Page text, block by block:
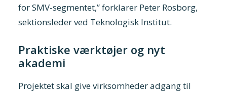
for SMV-segmentet,” forklarer Peter Rosborg,
sektionsleder ved Teknologisk Institut.
Praktiske værktøjer og nyt
akademi
Projektet skal give virksomheder adgang til